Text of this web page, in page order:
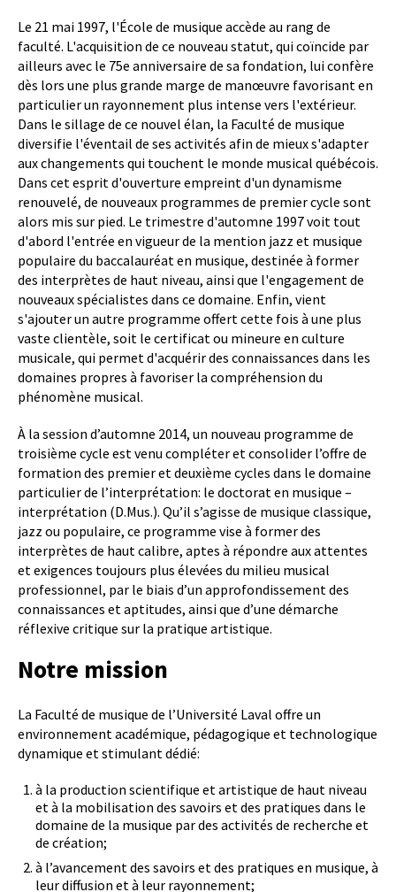
Le 21 mai 1997, l'École de musique accède au rang de
faculté. L'acquisition de ce nouveau statut, qui coïncide par
ailleurs avec le 75e anniversaire de sa fondation, lui confère
dès lors une plus grande marge de manœuvre favorisant en
particulier un rayonnement plus intense vers l'extérieur.
Dans le sillage de ce nouvel élan, la Faculté de musique
diversifie l'éventail de ses activités afin de mieux s'adapter
aux changements qui touchent le monde musical québécois.
Dans cet esprit d'ouverture empreint d'un dynamisme
renouvelé, de nouveaux programmes de premier cycle sont
alors mis sur pied. Le trimestre d'automne 1997 voit tout
d'abord l'entrée en vigueur de la mention jazz et musique
populaire du baccalauréat en musique, destinée à former
des interprètes de haut niveau, ainsi que l'engagement de
nouveaux spécialistes dans ce domaine. Enfin, vient
s'ajouter un autre programme offert cette fois à une plus
vaste clientèle, soit le certificat ou mineure en culture
musicale, qui permet d'acquérir des connaissances dans les
domaines propres à favoriser la compréhension du
phénomène musical.
À la session d’automne 2014, un nouveau programme de
troisième cycle est venu compléter et consolider l’offre de
formation des premier et deuxième cycles dans le domaine
particulier de l’interprétation: le doctorat en musique –
interprétation (D.Mus.). Qu’il s’agisse de musique classique,
jazz ou populaire, ce programme vise à former des
interprètes de haut calibre, aptes à répondre aux attentes
et exigences toujours plus élevées du milieu musical
professionnel, par le biais d’un approfondissement des
connaissances et aptitudes, ainsi que d’une démarche
réflexive critique sur la pratique artistique.
Notre mission
La Faculté de musique de l’Université Laval offre un
environnement académique, pédagogique et technologique
dynamique et stimulant dédié:
à la production scientifique et artistique de haut niveau
et à la mobilisation des savoirs et des pratiques dans le
domaine de la musique par des activités de recherche et
de création;
à l’avancement des savoirs et des pratiques en musique, à
leur diffusion et à leur rayonnement;